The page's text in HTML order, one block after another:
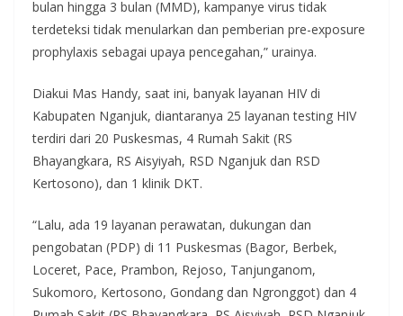
bulan hingga 3 bulan (MMD), kampanye virus tidak
terdeteksi tidak menularkan dan pemberian pre-exposure
prophylaxis sebagai upaya pencegahan,” urainya.
Diakui Mas Handy, saat ini, banyak layanan HIV di
Kabupaten Nganjuk, diantaranya 25 layanan testing HIV
terdiri dari 20 Puskesmas, 4 Rumah Sakit (RS
Bhayangkara, RS Aisyiyah, RSD Nganjuk dan RSD
Kertosono), dan 1 klinik DKT.
“Lalu, ada 19 layanan perawatan, dukungan dan
pengobatan (PDP) di 11 Puskesmas (Bagor, Berbek,
Loceret, Pace, Prambon, Rejoso, Tanjunganom,
Sukomoro, Kertosono, Gondang dan Ngronggot) dan 4